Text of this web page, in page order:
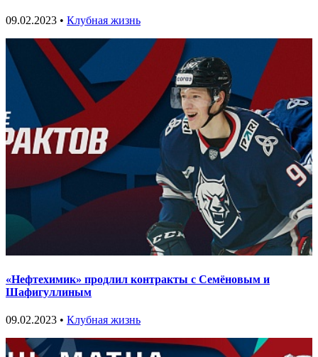
09.02.2023 • Клубная жизнь
«Нефтехимик» продлил контракты с Семёновым и
Шафигуллиным
09.02.2023 • Клубная жизнь